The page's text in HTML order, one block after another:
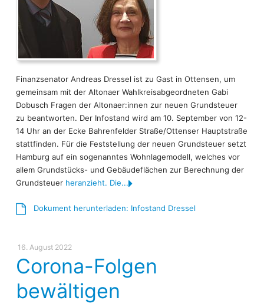
Finanzsenator Andreas Dressel ist zu Gast in Ottensen, um
gemeinsam mit der Altonaer Wahlkreisabgeordneten Gabi
Dobusch Fragen der Altonaer:innen zur neuen Grundsteuer
zu beantworten. Der Infostand wird am 10. September von 12-
14 Uhr an der Ecke Bahrenfelder Straße/Ottenser Hauptstraße
stattfinden. Für die Feststellung der neuen Grundsteuer setzt
Hamburg auf ein sogenanntes Wohnlagemodell, welches vor
allem Grundstücks- und Gebäudeflächen zur Berechnung der
Grundsteuer heranzieht. Die...
Dokument herunterladen: Infostand Dressel
16. August 2022
Corona-Folgen
bewältigen